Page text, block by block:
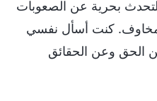
بحرية عن الصعوبات
مخاوف. كنت أسأل نفسي
الحق وعن الحقائق